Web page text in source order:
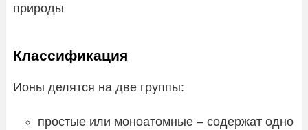
природы
Классификация
Ионы делятся на две группы:
простые или моноатомные – содержат одно